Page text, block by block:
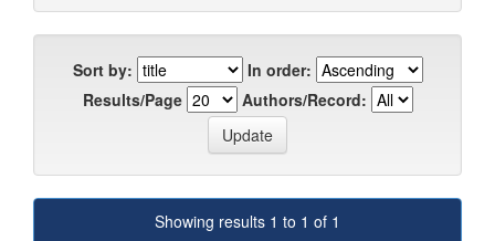
Sort by:
In order:
Results/Page
Authors/Record:
Showing results 1 to 1 of 1